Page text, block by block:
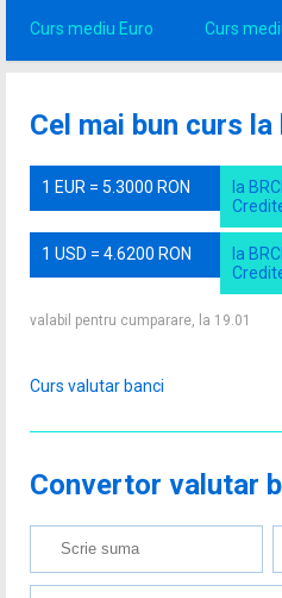
Curs mediu Euro Curs
Cel mai bun curs la
1 EUR = 5.3000 RON
la
1 USD = 4.6200 RON
la
valabil pentru cumparare, la 19.01
Curs valutar banci
Convertor valutar